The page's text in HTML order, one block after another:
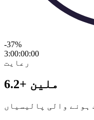
-37%
3:00:00:00
رعایت
6.2+ ملین
ہونے والی پالیسیاں